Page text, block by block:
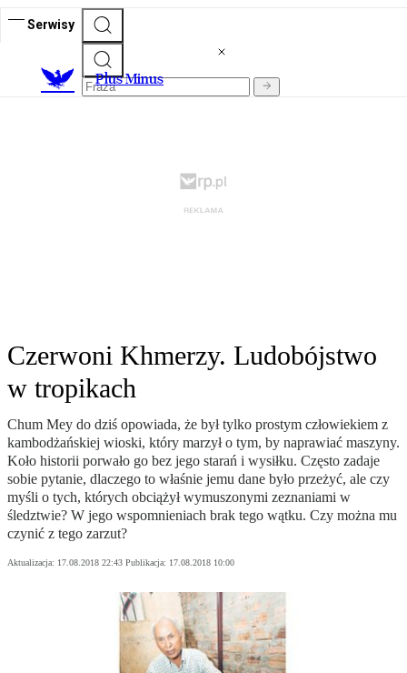
Serwisy
Plus Minus
Czerwoni Khmerzy. Ludobójstwo
w tropikach
Chum Mey do dziś opowiada, że był tylko prostym człowiekiem z
kambodżańskiej wioski, który marzył o tym, by naprawiać maszyny.
Koło historii porwało go bez jego starań i wysiłku. Często zadaje
sobie pytanie, dlaczego to właśnie jemu dane było przeżyć, ale czy
myśli o tych, których obciążył wymuszonymi zeznaniami w
śledztwie? W jego wspomnieniach brak tego wątku. Czy można mu
czynić z tego zarzut?
Aktualizacja: 17.08.2018 22:43 Publikacja: 17.08.2018 10:00